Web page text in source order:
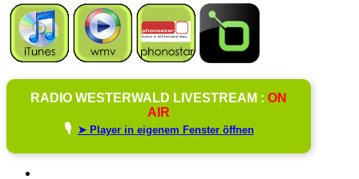
RADIO WESTERWALD LIVESTREAM : ON
AIR
🎙️ ➤ Player in eigenem Fenster öffnen